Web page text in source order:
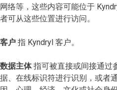
网络等，这些内容可能位于
者可从这些位置进行访问。
客户 指 Kyndryl 客户。
数据主体指可被直接或间接通过
据、在线标识符进行识别，或者